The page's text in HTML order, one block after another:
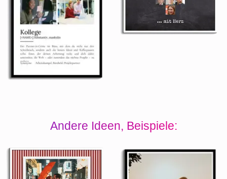
Andere Ideen, Beispiele: